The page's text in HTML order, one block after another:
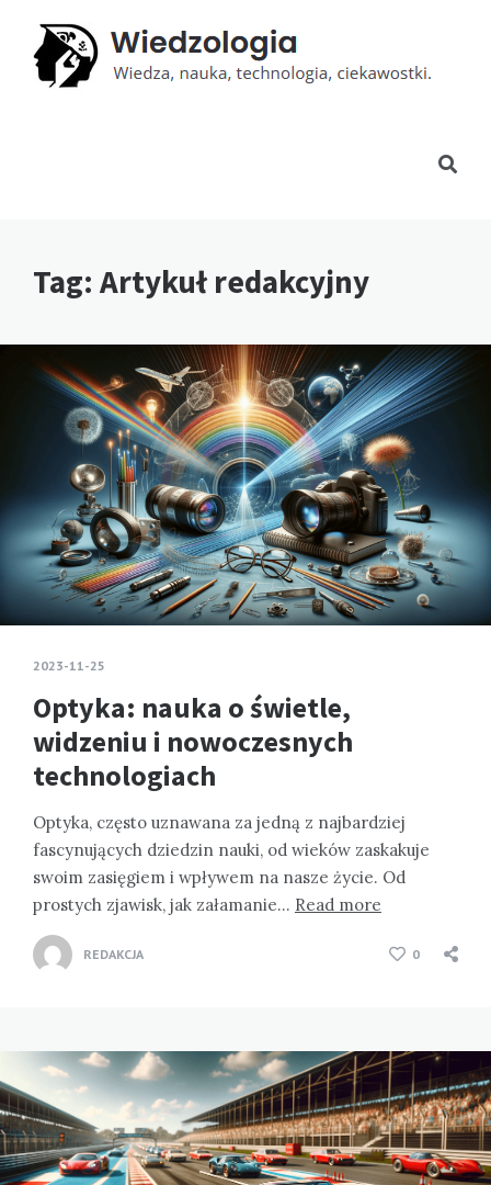
Tag: Artykuł redakcyjny
2023-11-25
Optyka: nauka o świetle,
widzeniu i nowoczesnych
technologiach
Optyka, często uznawana za jedną z najbardziej
fascynujących dziedzin nauki, od wieków zaskakuje
swoim zasięgiem i wpływem na nasze życie. Od
prostych zjawisk, jak załamanie… Read more
REDAKCJA 0